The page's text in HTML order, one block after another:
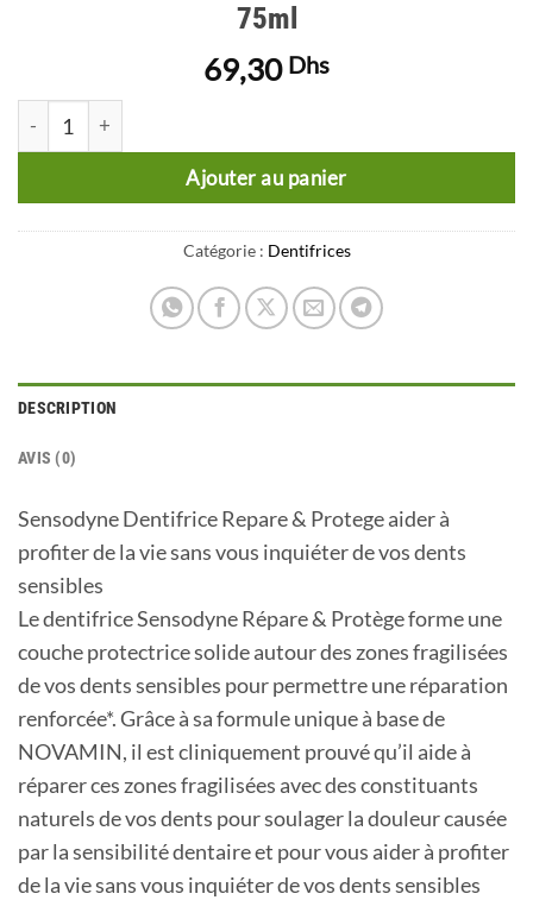
75ml
69,30 Dhs
quantité de Sensodyne Dentifrice Repare & Protege 75ml
Ajouter au panier
Catégorie : Dentifrices
DESCRIPTION
AVIS (0)
Sensodyne Dentifrice Repare & Protege aider à
profiter de la vie sans vous inquiéter de vos dents
sensibles
Le dentifrice Sensodyne Répare & Protège forme une
couche protectrice solide autour des zones fragilisées
de vos dents sensibles pour permettre une réparation
renforcée*. Grâce à sa formule unique à base de
NOVAMIN, il est cliniquement prouvé qu’il aide à
réparer ces zones fragilisées avec des constituants
naturels de vos dents pour soulager la douleur causée
par la sensibilité dentaire et pour vous aider à profiter
de la vie sans vous inquiéter de vos dents sensibles